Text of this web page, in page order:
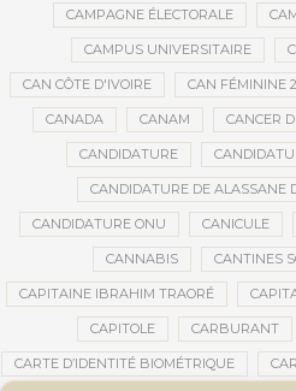
CAMPAGNE ÉLECTORALE
CAMPUS UNIVERSITAIRE
CAN CÔTE D'IVOIRE CAN FÉMININE
CANADA CANAM CANCER
CANDIDATURE
CANDIDATURE DE ALASSANE
CANDIDATURE ONU CANICULE
CANNABIS CANTINES
CAPITAINE IBRAHIM TRAORÉ
CAPITOLE CARBURANT
CARTE D’IDENTITÉ BIOMÉTRIQUE